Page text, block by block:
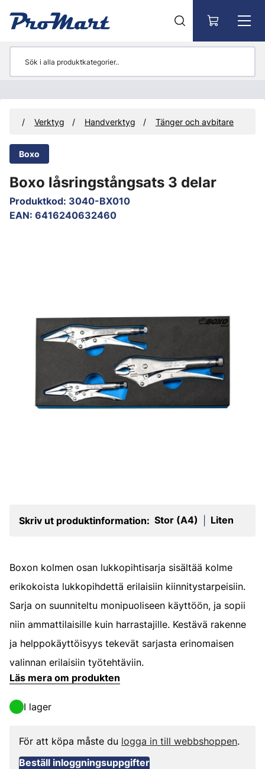
Verktyg Handverktyg Tänger och avbitare
Boxo
Boxo låsringstångsats 3 delar
Produktkod: 3040-BX010
EAN: 6416240632460
Skriv ut produktinformation: Stor (A4) Liten
Boxon kolmen osan lukkopihtisarja sisältää kolme
erikokoista lukkopihdettä erilaisiin kiinnitystarpeisiin.
Sarja on suunniteltu monipuoliseen käyttöön, ja sopii
niin ammattilaisille kuin harrastajille. Kestävä rakenne
ja helppokäyttöisyys tekevät sarjasta erinomaisen
valinnan erilaisiin työtehtäviin.
Läs mera om produkten
I lager
För att köpa måste du logga in till webbshoppen.
Beställ inloggningsuppgifter